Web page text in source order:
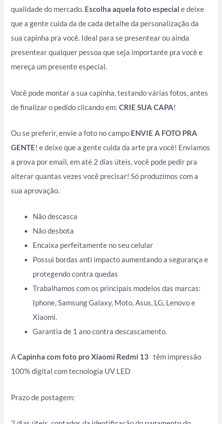
qualidade do mercado. Escolha aquela foto especiale deixe
que a gente cuida da de cada detalhe da personalização da
sua capinha pra você. Ideal para se presentear ou ainda
presentear qualquer pessoa que seja importante pra você e
mereça um presente especial.
Você pode montar a sua capinha, testando várias fotos, antes
de finalizar o pedido clicando em:CRIE SUA CAPA!
Ou se preferir, envie a foto no campo ENVIE A FOTO PRA
GENTE! e deixe que a gente cuida da arte pra você! Enviamos
a prova por email, em até 2 dias úteis, você pode pedir pra
alterar quantas vezes você precisar! Só produzimos com a
sua aprovação.
Não descasca
Não desbota
Encaixa perfeitamente no seu celular
Possui bordas anti impacto aumentando a segurança e
protegendo contra quedas
Trabalhamos com os principais modelos das marcas:
Iphone, Samsung Galaxy, Moto, Asus, LG, Lenovo e
Xiaomi.
Garantia de 1 ano contra descascamento.
ACapinha com foto pro Xiaomi Redmi 13
têm impressão
100% digital com tecnologia UV LED
Prazo de postagem: